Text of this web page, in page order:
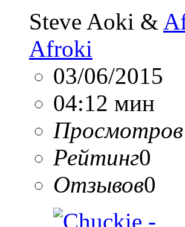
Steve Aoki &
Afroki
03/06/2015
04:12 мин
Просмотров
Рейтинг0
Отзывов0